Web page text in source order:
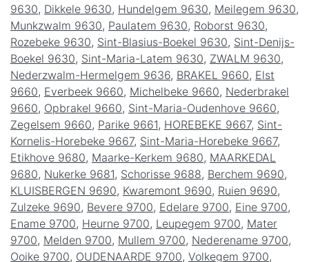
9630, Dikkele 9630, Hundelgem 9630, Meilegem 9630,
Munkzwalm 9630, Paulatem 9630, Roborst 9630,
Rozebeke 9630, Sint-Blasius-Boekel 9630, Sint-Denijs-
Boekel 9630, Sint-Maria-Latem 9630, ZWALM 9630,
Nederzwalm-Hermelgem 9636, BRAKEL 9660, Elst
9660, Everbeek 9660, Michelbeke 9660, Nederbrakel
9660, Opbrakel 9660, Sint-Maria-Oudenhove 9660,
Zegelsem 9660, Parike 9661, HOREBEKE 9667, Sint-
Kornelis-Horebeke 9667, Sint-Maria-Horebeke 9667,
Etikhove 9680, Maarke-Kerkem 9680, MAARKEDAL
9680, Nukerke 9681, Schorisse 9688, Berchem 9690,
KLUISBERGEN 9690, Kwaremont 9690, Ruien 9690,
Zulzeke 9690, Bevere 9700, Edelare 9700, Eine 9700,
Ename 9700, Heurne 9700, Leupegem 9700, Mater
9700, Melden 9700, Mullem 9700, Nederename 9700,
Ooike 9700, OUDENAARDE 9700, Volkegem 9700,